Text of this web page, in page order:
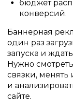
бюджет
конверсий.
Баннерная
один раз
запуска и
Нужно
связки,
и
сайте.